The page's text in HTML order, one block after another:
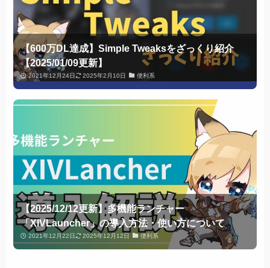
【600万DL達成】Simple Tweaksをざっくり紹介
【2025/01/09更新】
2021年12月24日 2025年2月10日 便利系
【2025/12/12更新】多機能ランチャー
「XIVLauncher」の導入方法・使い方について
2021年12月22日 2025年12月12日 便利系